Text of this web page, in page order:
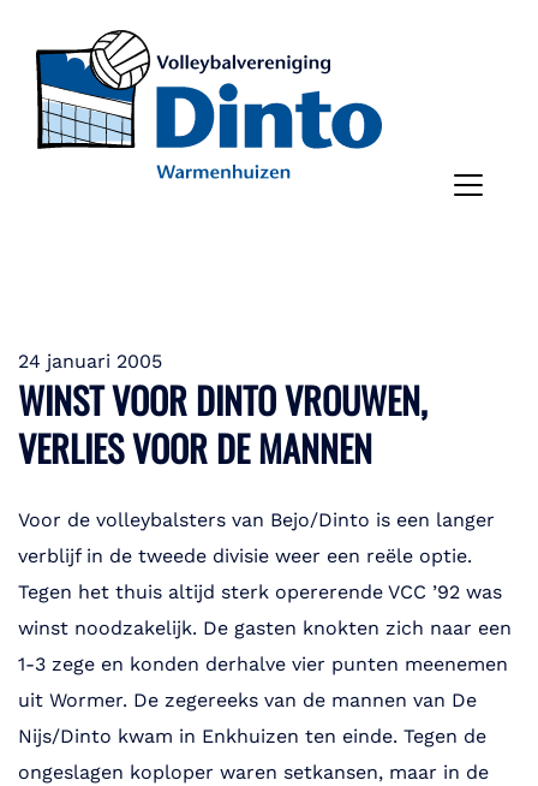
24 januari 2005
WINST VOOR DINTO VROUWEN,
VERLIES VOOR DE MANNEN
Voor de volleybalsters van Bejo/Dinto is een langer
verblijf in de tweede divisie weer een reële optie.
Tegen het thuis altijd sterk opererende VCC ’92 was
winst noodzakelijk. De gasten knokten zich naar een
1-3 zege en konden derhalve vier punten meenemen
uit Wormer. De zegereeks van de mannen van De
Nijs/Dinto kwam in Enkhuizen ten einde. Tegen de
ongeslagen koploper waren setkansen, maar in de